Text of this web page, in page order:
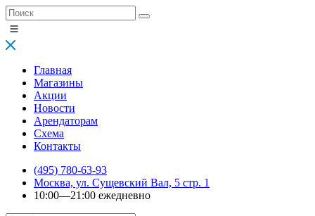
Главная
Магазины
Акции
Новости
Арендаторам
Схема
Контакты
(495) 780-63-93
Москва, ул. Сущевский Вал, 5 стр. 1
10:00—21:00 ежедневно